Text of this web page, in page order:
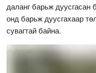
даланг барьж дуусгасан
онд барьж дуусгахаар
сувагтай байна.